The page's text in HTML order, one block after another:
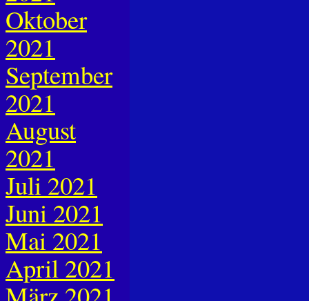
Oktober
2021
September
2021
August
2021
Juli 2021
Juni 2021
Mai 2021
April 2021